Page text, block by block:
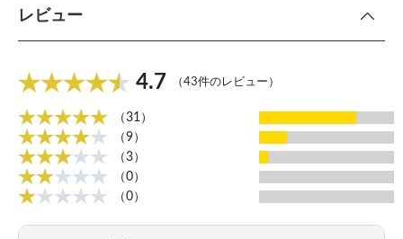
レビュー
4.7 （43件のレビュー）
（31）
（9）
（3）
（0）
（0）